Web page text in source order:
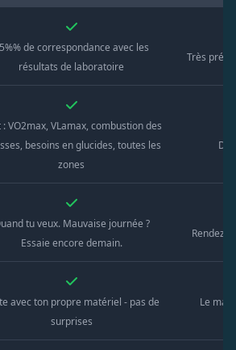
de correspondance avec les
résultats de laboratoire
Très
: VO2max, VLamax, combustion des
besoins en glucides, toutes les
zones
tu veux. Mauvaise journée ?
Essaie encore demain.
Rendez-
avec ton propre matériel - pas de
surprises
Le